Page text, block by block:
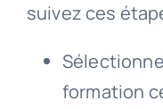
suivez ces
formation